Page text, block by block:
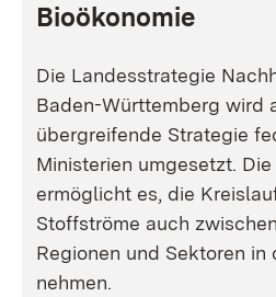
Bioökonomie
Die Landesstrategie
Baden-Württemberg wird
übergreifende Strategie
Ministerien umgesetzt.
ermöglicht es, die
Stoffströme auch
Regionen und Sektoren in
nehmen.